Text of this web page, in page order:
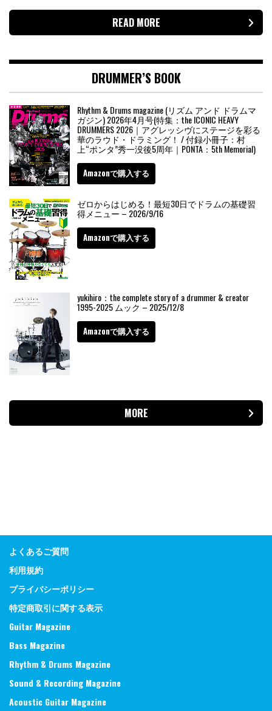
READ MORE
DRUMMER’S BOOK
Rhythm & Drums magazine (リズム アンド ドラムマ
ガジン) 2026年4月号(特集：the ICONIC HEAVY
DRUMMERS 2026｜アグレッシヴにステージを彩る
華のラウド・ドラミング！ / 付録小冊子：村
上“ポンタ”秀一没後5周年｜PONTA：5th Memorial)
Amazonで購入する
ゼロからはじめる！最短30日でドラムの基礎習
得メニュー – 2026/9/16
Amazonで購入する
yukihiro：the complete story of a drummer & creator
1995-2025 ムック – 2025/12/8
Amazonで購入する
MORE
よくあるご質問
利用規約
プライバシーポリシー
特定商取引に関する表示
Guitar Magazine
Bass Magazine
Rhythm & Drums Magazine
Sound & Recording Magazine
Acoustic Guitar Magazine